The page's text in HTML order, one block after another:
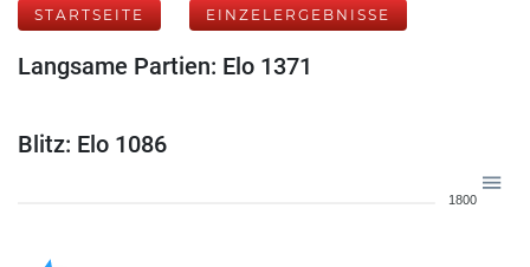
STARTSEITE EINZELERGEBNISSE
Langsame Partien: Elo 1371
Blitz: Elo 1086
1800